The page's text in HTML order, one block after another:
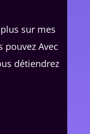
sur mes
Avec
détiendrez